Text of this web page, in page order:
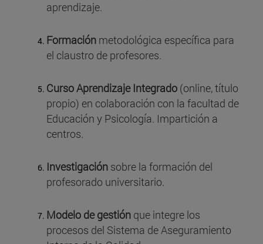
aprendizaje.
Formación metodológica específica para
el claustro de profesores.
Curso Aprendizaje Integrado (online, título
propio) en colaboración con la facultad de
Educación y Psicología. Impartición a
centros.
Investigación sobre la formación del
profesorado universitario.
Modelo de gestión que integre los
procesos del Sistema de Aseguramiento